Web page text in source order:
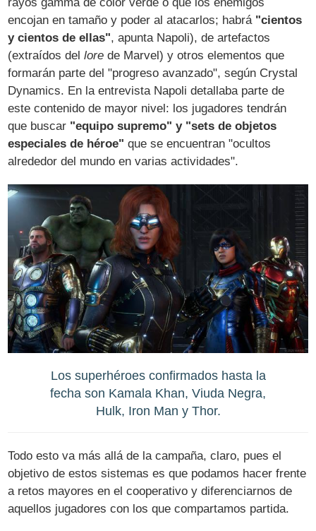
encojan en tamaño y poder al atacarlos; habrá "cientos
y cientos de ellas", apunta Napoli), de artefactos
(extraídos dellore de Marvel) y otros elementos que
formarán parte del "progreso avanzado", según Crystal
Dynamics. En la entrevista Napoli detallaba parte de
este contenido de mayor nivel: los jugadores tendrán
que buscar "equipo supremo" y "sets de objetos
especiales de héroe" que se encuentran "ocultos
alrededor del mundo en varias actividades".
Los superhéroes confirmados hasta la
fecha son Kamala Khan, Viuda Negra,
Hulk, Iron Man y Thor.
Todo esto va más allá de la campaña, claro, pues el
objetivo de estos sistemas es que podamos hacer frente
a retos mayores en el cooperativo y diferenciarnos de
aquellos jugadores con los que compartamos partida.